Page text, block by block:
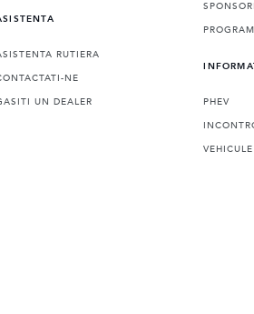
RUTIERA
NE
UN DEALER PHEV